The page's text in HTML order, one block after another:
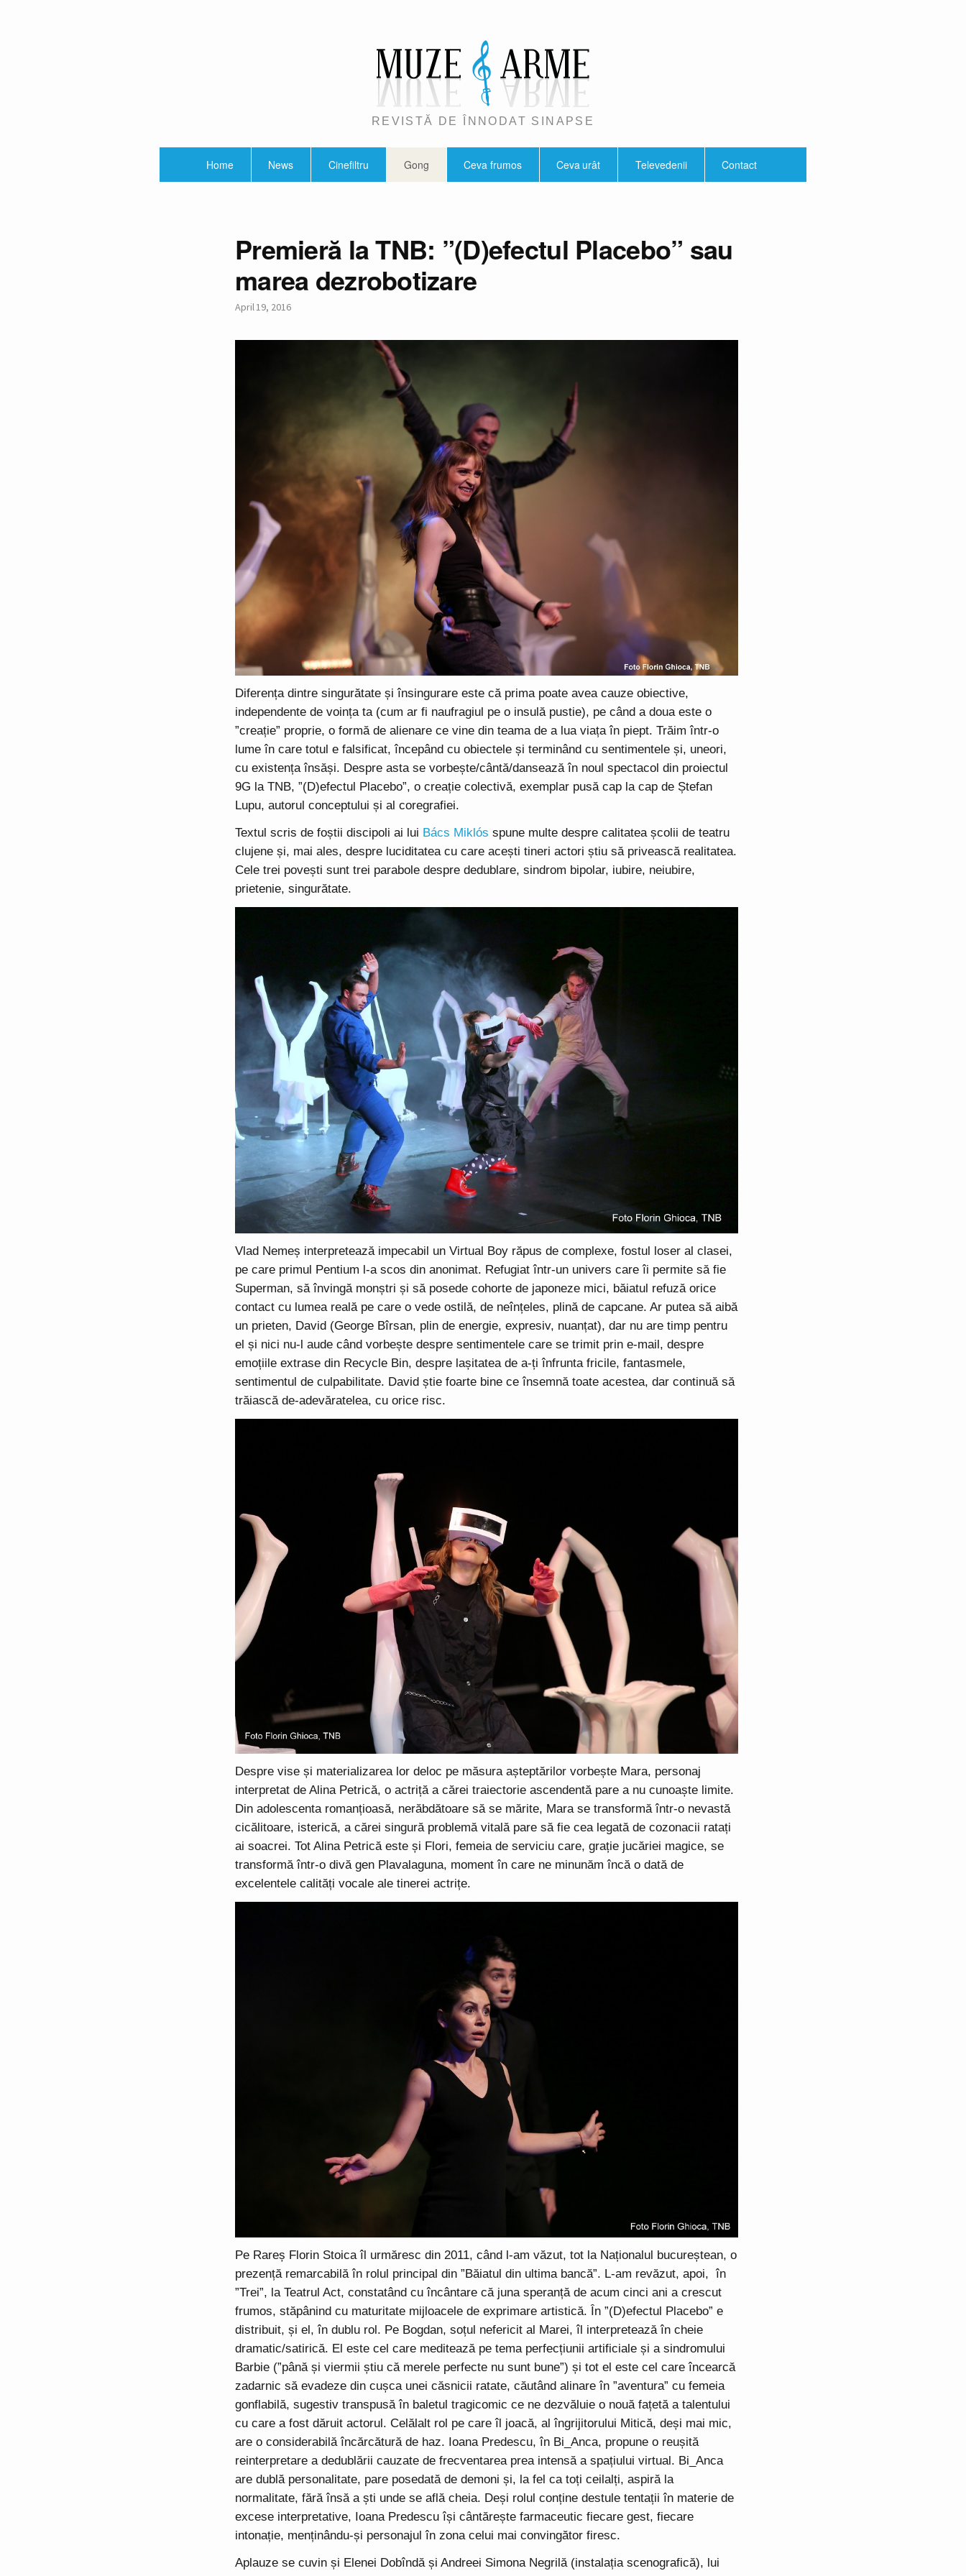
REVISTĂ DE ÎNNODAT SINAPSE
Home News Cinefiltru Gong Ceva frumos Ceva urât Televedenii Contact
Premieră la TNB: ”(D)efectul Placebo” sau
marea dezrobotizare
April 19, 2016
Diferența dintre singurătate și însingurare este că prima poate avea cauze obiective,
independente de voința ta (cum ar fi naufragiul pe o insulă pustie), pe când a doua este o
”creație” proprie, o formă de alienare ce vine din teama de a lua viața în piept. Trăim într-o
lume în care totul e falsificat, începând cu obiectele și terminând cu sentimentele și, uneori,
cu existența însăși. Despre asta se vorbește/cântă/dansează în noul spectacol din proiectul
9G la TNB, ”(D)efectul Placebo”, o creație colectivă, exemplar pusă cap la cap de Ștefan
Lupu, autorul conceptului și al coregrafiei.
Textul scris de foștii discipoli ai lui Bács Miklós spune multe despre calitatea școlii de teatru
clujene și, mai ales, despre luciditatea cu care acești tineri actori știu să privească realitatea.
Cele trei povești sunt trei parabole despre dedublare, sindrom bipolar, iubire, neiubire,
prietenie, singurătate.
Vlad Nemeș interpretează impecabil un Virtual Boy răpus de complexe, fostul loser al clasei,
pe care primul Pentium l-a scos din anonimat. Refugiat într-un univers care îi permite să fie
Superman, să învingă monștri și să posede cohorte de japoneze mici, băiatul refuză orice
contact cu lumea reală pe care o vede ostilă, de neînțeles, plină de capcane. Ar putea să aibă
un prieten, David (George Bîrsan, plin de energie, expresiv, nuanțat), dar nu are timp pentru
el și nici nu-l aude când vorbește despre sentimentele care se trimit prin e-mail, despre
emoțiile extrase din Recycle Bin, despre lașitatea de a-ți înfrunta fricile, fantasmele,
sentimentul de culpabilitate. David știe foarte bine ce însemnă toate acestea, dar continuă să
trăiască de-adevăratelea, cu orice risc.
Despre vise și materializarea lor deloc pe măsura așteptărilor vorbește Mara, personaj
interpretat de Alina Petrică, o actriță a cărei traiectorie ascendentă pare a nu cunoaște limite.
Din adolescenta romanțioasă, nerăbdătoare să se mărite, Mara se transformă într-o nevastă
cicălitoare, isterică, a cărei singură problemă vitală pare să fie cea legată de cozonacii ratați
ai soacrei. Tot Alina Petrică este și Flori, femeia de serviciu care, grație jucăriei magice, se
transformă într-o divă gen Plavalaguna, moment în care ne minunăm încă o dată de
excelentele calități vocale ale tinerei actrițe.
Pe Rareș Florin Stoica îl urmăresc din 2011, când l-am văzut, tot la Naționalul bucureștean, o
prezență remarcabilă în rolul principal din ”Băiatul din ultima bancă”. L-am revăzut, apoi, în
”Trei”, la Teatrul Act, constatând cu încântare că juna speranță de acum cinci ani a crescut
frumos, stăpânind cu maturitate mijloacele de exprimare artistică. În ”(D)efectul Placebo” e
distribuit, și el, în dublu rol. Pe Bogdan, soțul nefericit al Marei, îl interpretează în cheie
dramatic/satirică. El este cel care meditează pe tema perfecțiunii artificiale și a sindromului
Barbie (”până și viermii știu că merele perfecte nu sunt bune”) și tot el este cel care încearcă
zadarnic să evadeze din cușca unei căsnicii ratate, căutând alinare în ”aventura” cu femeia
gonflabilă, sugestiv transpusă în baletul tragicomic ce ne dezvăluie o nouă fațetă a talentului
cu care a fost dăruit actorul. Celălalt rol pe care îl joacă, al îngrijitorului Mitică, deși mai mic,
are o considerabilă încărcătură de haz. Ioana Predescu, în Bi_Anca, propune o reușită
reinterpretare a dedublării cauzate de frecventarea prea intensă a spațiului virtual. Bi_Anca
are dublă personalitate, pare posedată de demoni și, la fel ca toți ceilalți, aspiră la
normalitate, fără însă a ști unde se află cheia. Deși rolul conține destule tentații în materie de
excese interpretative, Ioana Predescu își cântărește farmaceutic fiecare gest, fiecare
intonație, menținându-și personajul în zona celui mai convingător firesc.
Aplauze se cuvin și Elenei Dobîndă și Andreei Simona Negrilă (instalația scenografică), lui